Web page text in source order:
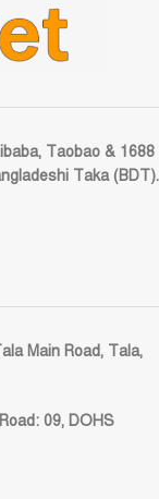
Taobao & 1688
Taka (BDT).
Main Road, Tala,
09, DOHS